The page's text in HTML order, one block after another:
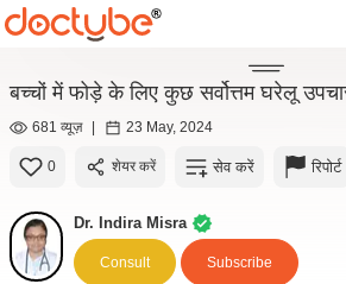
बच्चों में फोड़े के लिए कुछ सर्वोत्तम घरेलू
681 व्यूज़ | 23 May, 2024
0 शेयर करें सेव करें रिपोर्ट
Dr. Indira Misra
Consult Subscribe